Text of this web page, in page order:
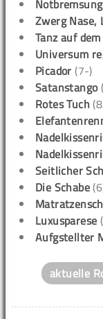
Zwerg
Tanz auf
Universum
Picador (7-)
Satanstango
Rotes Tuch
Seitlicher
Die Schabe
Luxusparese
Aufgstellter
aktuelle